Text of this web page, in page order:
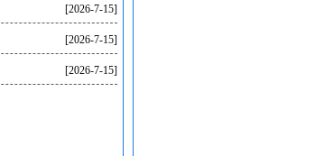
[2026-7-15]
[2026-7-15]
[2026-7-15]